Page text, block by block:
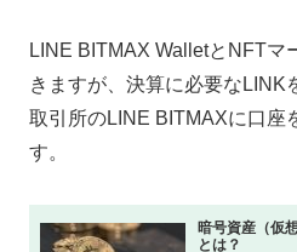
LINE BITMAX WalletとNFTマ
きますが、決算に必要なLINK
取引所のLINE BITMAXに口座
す。
暗号資産（仮
とは？